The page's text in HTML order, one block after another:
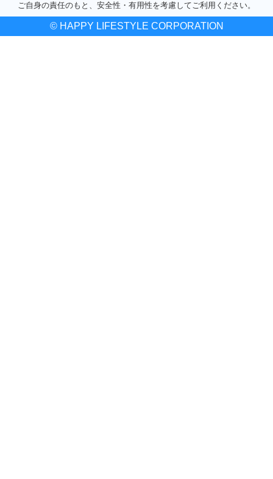
ご自身の責任のもと、安全性・有用性を考慮してご利用ください。
© HAPPY LIFESTYLE CORPORATION